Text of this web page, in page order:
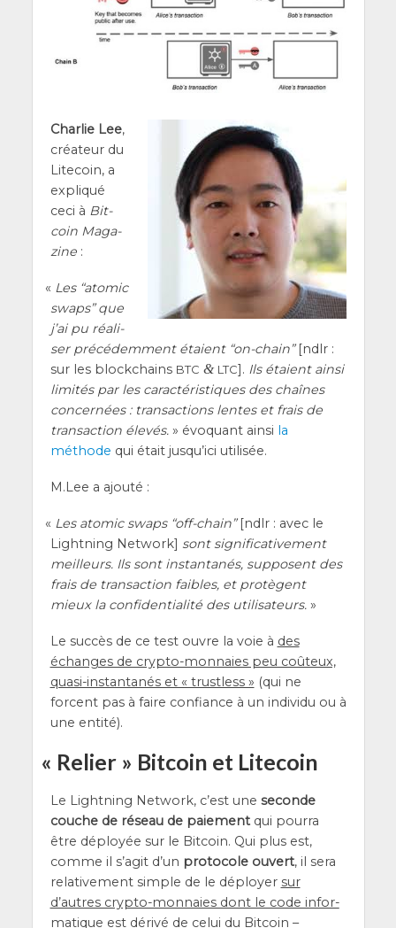
Char­lie Lee,
créa­teur du
Lite­coin, a
expli­qué
ceci à Bit­
coin Maga­
zine:
« Les “ato­mic
swaps” que
j’ai pu réa­li­
ser pré­cé­dem­ment étaient “on-chain”[ndlr :
sur les blo­ck­chains BTC & LTC]. Ils étaient ain­si
limi­tés par les carac­té­ris­tiques des chaînes
concer­nées : tran­sac­tions lentes et frais de
tran­sac­tion éle­vés.» évo­quant ain­si la
méthode qui était jus­qu’i­ci utilisée.
M.Lee a ajouté :
« Les ato­mic swaps “off-chain”[ndlr : avec le
Light­ning Net­work] sont signi­fi­ca­ti­ve­ment
meilleurs. Ils sont ins­tan­ta­nés, sup­posent des
frais de tran­sac­tion faibles, et pro­tègent
mieux la confi­den­tia­li­té des uti­li­sa­teurs.»
Le suc­cès de ce test ouvre la voie à des
échanges de cryp­to-mon­naies peu coû­teux,
qua­si-ins­tan­ta­nés et « trust­less » (qui ne
forcent pas à faire confiance à un indi­vi­du ou à
une entité).
« Relier » Bitcoin et Litecoin
Le Light­ning Net­work, c’est une seconde
couche de réseau de paie­mentqui pour­ra
être déployée sur le Bit­coin. Qui plus est,
comme il s’a­git d’un pro­to­cole ouvert, il sera
rela­ti­ve­ment simple de le déployer sur
d’autres cryp­to-mon­naies dont le code infor­
ma­tique est déri­vé de celui du Bit­coin –